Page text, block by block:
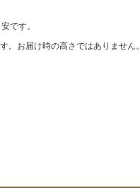
です。
お届け時の高さではありません。